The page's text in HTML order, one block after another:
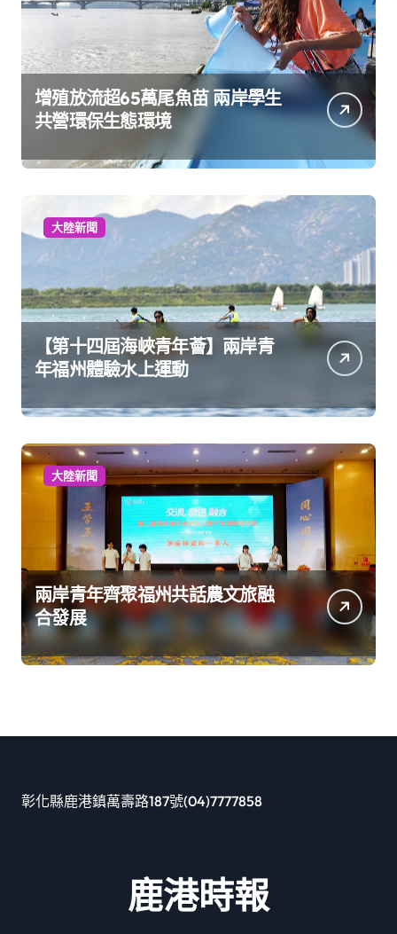
增殖放流超65萬尾魚苗 兩岸學生
共營環保生態環境
大陸新聞
【第十四屆海峽青年薈】兩岸青
年福州體驗水上運動
大陸新聞
兩岸青年齊聚福州共話農文旅融
合發展
彰化縣鹿港鎮萬壽路187號(04)7777858
鹿港時報